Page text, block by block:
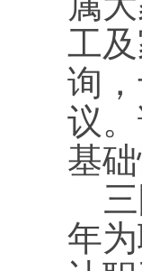
工
询
议
基
三
年